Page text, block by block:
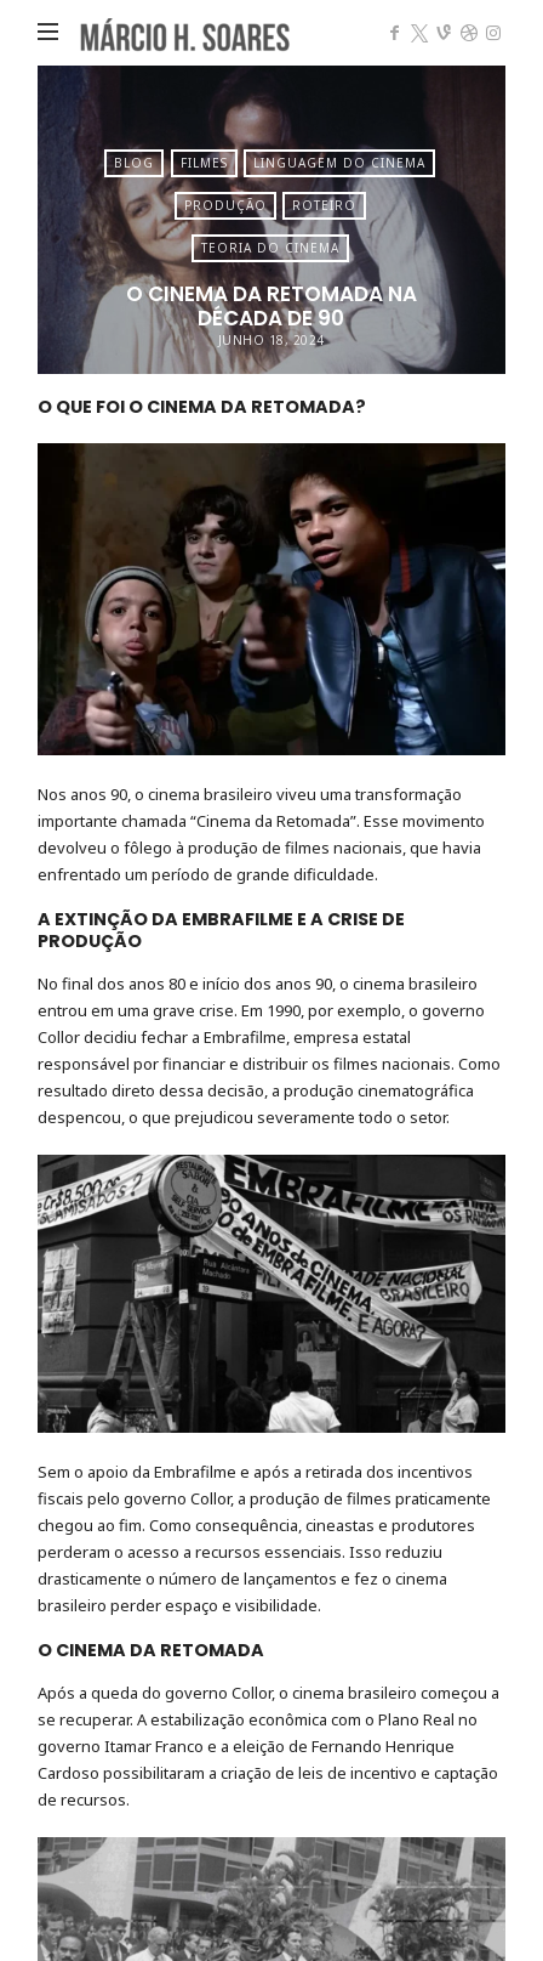
Márcio
Heleno
BLOG FILMES LINGUAGEM DO CINEMA
PRODUÇÃO ROTEIRO
TEORIA DO CINEMA
O CINEMA DA RETOMADA NA
DÉCADA DE 90
JUNHO 18, 2024
O QUE FOI O CINEMA DA RETOMADA?
Nos anos 90, o cinema brasileiro viveu uma transformação
importante chamada “Cinema da Retomada”. Esse movimento
devolveu o fôlego à produção de filmes nacionais, que havia
enfrentado um período de grande dificuldade.
A EXTINÇÃO DA EMBRAFILME E A CRISE DE
PRODUÇÃO
No final dos anos 80 e início dos anos 90, o cinema brasileiro
entrou em uma grave crise. Em 1990, por exemplo, o governo
Collor decidiu fechar a Embrafilme, empresa estatal
responsável por financiar e distribuir os filmes nacionais. Como
resultado direto dessa decisão, a produção cinematográfica
despencou, o que prejudicou severamente todo o setor.
Sem o apoio da Embrafilme e após a retirada dos incentivos
fiscais pelo governo Collor, a produção de filmes praticamente
chegou ao fim. Como consequência, cineastas e produtores
perderam o acesso a recursos essenciais. Isso reduziu
drasticamente o número de lançamentos e fez o cinema
brasileiro perder espaço e visibilidade.
O CINEMA DA RETOMADA
Após a queda do governo Collor, o cinema brasileiro começou a
se recuperar. A estabilização econômica com o Plano Real no
governo Itamar Franco e a eleição de Fernando Henrique
Cardoso possibilitaram a criação de leis de incentivo e captação
de recursos.